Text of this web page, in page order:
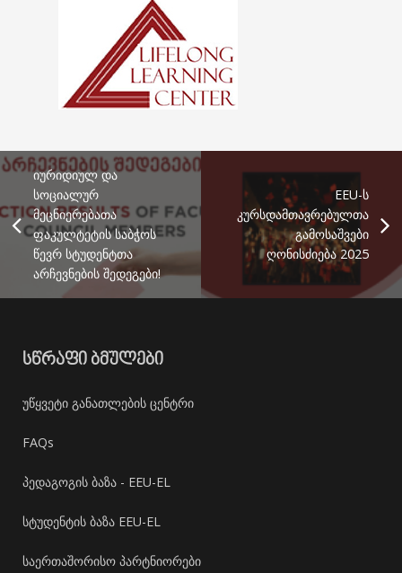
იურიდიულ და
სოციალურ
მეცნიერებათა
ფაკულტეტის საბჭოს
წევრ სტუდენტთა
არჩევნების შედეგები!
EEU-ს
კურსდამთავრებულთა
გამოსაშვები
ღონისძიება 2025
ᲡᲬᲠᲐᲤᲘ ᲑᲛᲣᲚᲔᲑᲘ
უწყვეტი განათლების ცენტრი
FAQs
პედაგოგის ბაზა - EEU-EL
სტუდენტის ბაზა EEU-EL
საერთაშორისო პარტნიორები